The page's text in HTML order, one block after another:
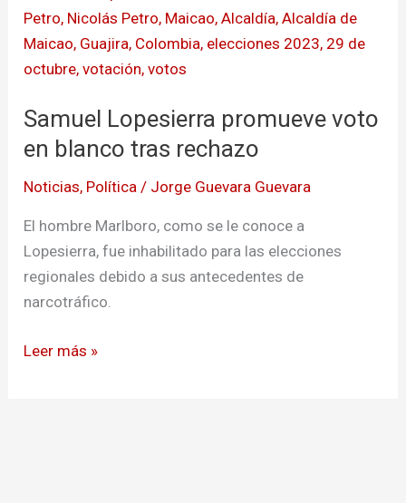
Samuel Lopesierra promueve voto
en blanco tras rechazo
Noticias, Política / Jorge Guevara Guevara
El hombre Marlboro, como se le conoce a
Lopesierra, fue inhabilitado para las elecciones
regionales debido a sus antecedentes de
narcotráfico.
Lopesierra
promueve
voto
blanco
tras
Leer más »